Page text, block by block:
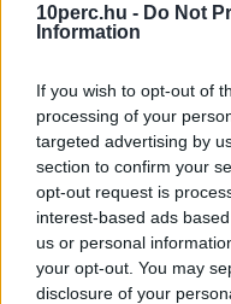
10perc.hu - Do Not
Information
If you wish to opt-out of
processing of your
targeted advertising by
section to confirm your
opt-out request is
interest-based ads
us or personal
your opt-out. You may
disclosure of your
Magyarország
Orbán Anita
évben elmaradt a
ezért regionális